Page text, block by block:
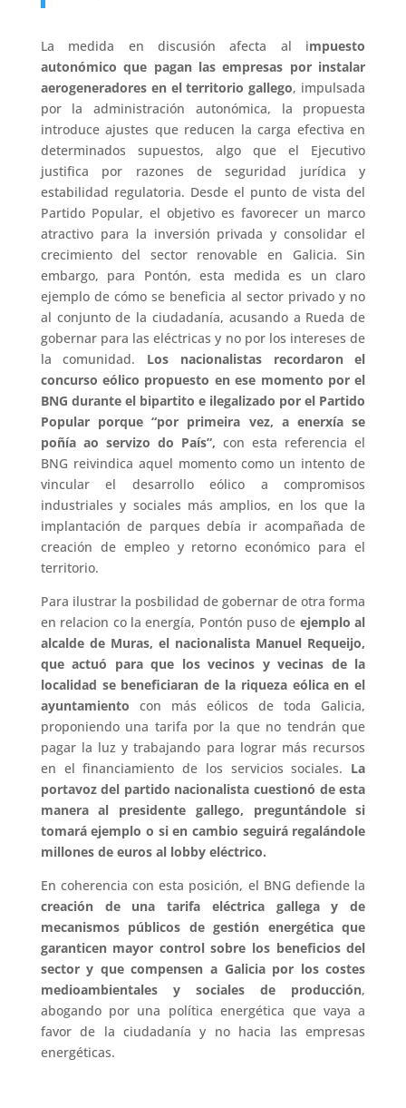
La medida en discusión afecta al impuesto
autonómico que pagan las empresas por instalar
aerogeneradores en el territorio gallego, impulsada
por la administración autonómica, la propuesta
introduce ajustes que reducen la carga efectiva en
determinados supuestos, algo que el Ejecutivo
justifica por razones de seguridad jurídica y
estabilidad regulatoria. Desde el punto de vista del
Partido Popular, el objetivo es favorecer un marco
atractivo para la inversión privada y consolidar el
crecimiento del sector renovable en Galicia. Sin
embargo, para Pontón, esta medida es un claro
ejemplo de cómo se beneficia al sector privado y no
al conjunto de la ciudadanía, acusando a Rueda de
gobernar para las eléctricas y no por los intereses de
la comunidad. Los nacionalistas recordaron el
concurso eólico propuesto en ese momento por el
BNG durante el bipartito e ilegalizado por el Partido
Popular porque “por primeira vez, a enerxía se
poñía ao servizo do País”, con esta referencia el
BNG reivindica aquel momento como un intento de
vincular el desarrollo eólico a compromisos
industriales y sociales más amplios, en los que la
implantación de parques debía ir acompañada de
creación de empleo y retorno económico para el
territorio.
Para ilustrar la posbilidad de gobernar de otra forma
en relacion co la energía, Pontón puso de ejemplo al
alcalde de Muras, el nacionalista Manuel Requeijo,
que actuó para que los vecinos y vecinas de la
localidad se beneficiaran de la riqueza eólica en el
ayuntamiento con más eólicos de toda Galicia,
proponiendo una tarifa por la que no tendrán que
pagar la luz y trabajando para lograr más recursos
en el financiamiento de los servicios sociales. La
portavoz del partido nacionalista cuestionó de esta
manera al presidente gallego, preguntándole si
tomará ejemplo o si en cambio seguirá regalándole
millones de euros al lobby eléctrico.
En coherencia con esta posición, el BNG defiende la
creación de una tarifa eléctrica gallega y de
mecanismos públicos de gestión energética que
garanticen mayor control sobre los beneficios del
sector y que compensen a Galicia por los costes
medioambientales y sociales de producción,
abogando por una política energética que vaya a
favor de la ciudadanía y no hacia las empresas
energéticas.